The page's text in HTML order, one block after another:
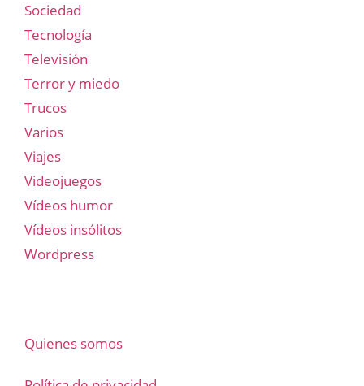
Sociedad
Tecnología
Televisión
Terror y miedo
Trucos
Varios
Viajes
Videojuegos
Vídeos humor
Vídeos insólitos
Wordpress
Quienes somos